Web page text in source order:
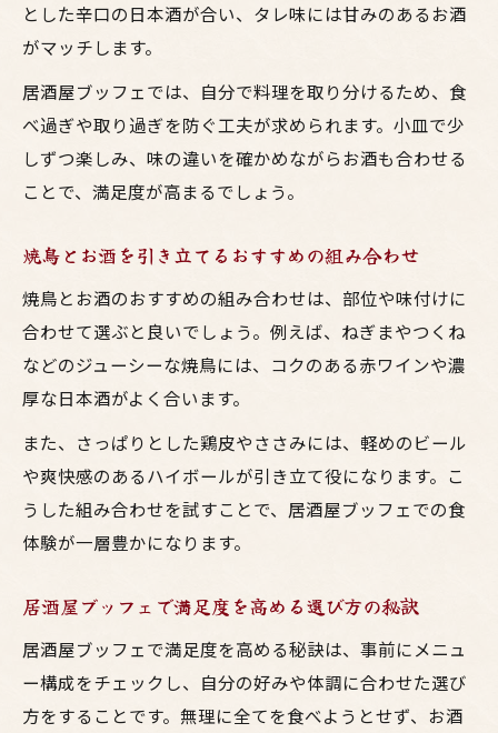
とした辛口の日本酒が合い、タレ味には甘みのあるお酒
がマッチします。
居酒屋ブッフェでは、自分で料理を取り分けるため、食
べ過ぎや取り過ぎを防ぐ工夫が求められます。小皿で少
しずつ楽しみ、味の違いを確かめながらお酒も合わせる
ことで、満足度が高まるでしょう。
焼鳥とお酒を引き立てるおすすめの組み合わせ
焼鳥とお酒のおすすめの組み合わせは、部位や味付けに
合わせて選ぶと良いでしょう。例えば、ねぎまやつくね
などのジューシーな焼鳥には、コクのある赤ワインや濃
厚な日本酒がよく合います。
また、さっぱりとした鶏皮やささみには、軽めのビール
や爽快感のあるハイボールが引き立て役になります。こ
うした組み合わせを試すことで、居酒屋ブッフェでの食
体験が一層豊かになります。
居酒屋ブッフェで満足度を高める選び方の秘訣
居酒屋ブッフェで満足度を高める秘訣は、事前にメニュ
ー構成をチェックし、自分の好みや体調に合わせた選び
方をすることです。無理に全てを食べようとせず、お酒